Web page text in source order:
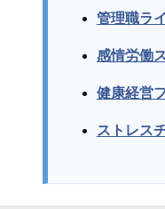
管理職ラ
感情労働
健康経営
ストレス